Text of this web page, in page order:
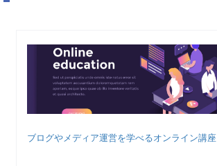
ブログやメディア運営を学べるオンライン講座